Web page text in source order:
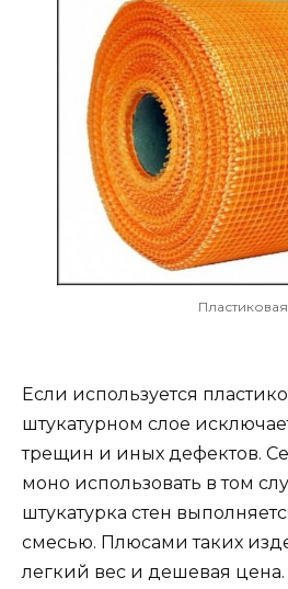
Пластиковая
Если используется
штукатурном слое
трещин и иных дефектов.
моно использовать в том
штукатурка стен
смесью. Плюсами таких
легкий вес и дешевая цена.